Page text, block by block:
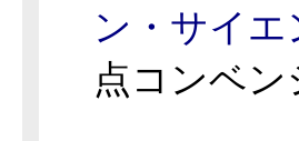
ン・サイエ
点コンベ